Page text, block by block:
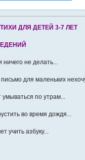
ДЛЯ ДЕТЕЙ 3-7 ЛЕТ
не делать...
для маленьких
по утрам...
во время дождя...
учить азбуку...